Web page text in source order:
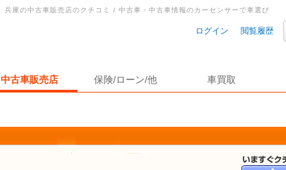
ログイン 閲覧履歴
中古車販売店 保険/ローン/他 車買取
兵庫の中古車販売店のクチコミ / 中古車・中古車情報のカーセンサーで車選び